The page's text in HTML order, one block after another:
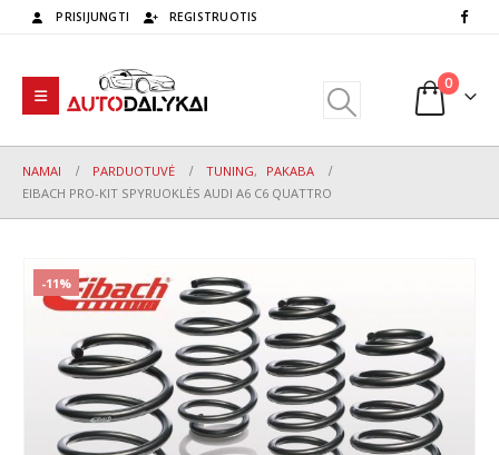
PRISIJUNGTI REGISTRUOTIS
0
NAMAI PARDUOTUVĖ TUNING,
PAKABA
EIBACH PRO-KIT SPYRUOKLĖS AUDI A6 C6 QUATTRO
-11%